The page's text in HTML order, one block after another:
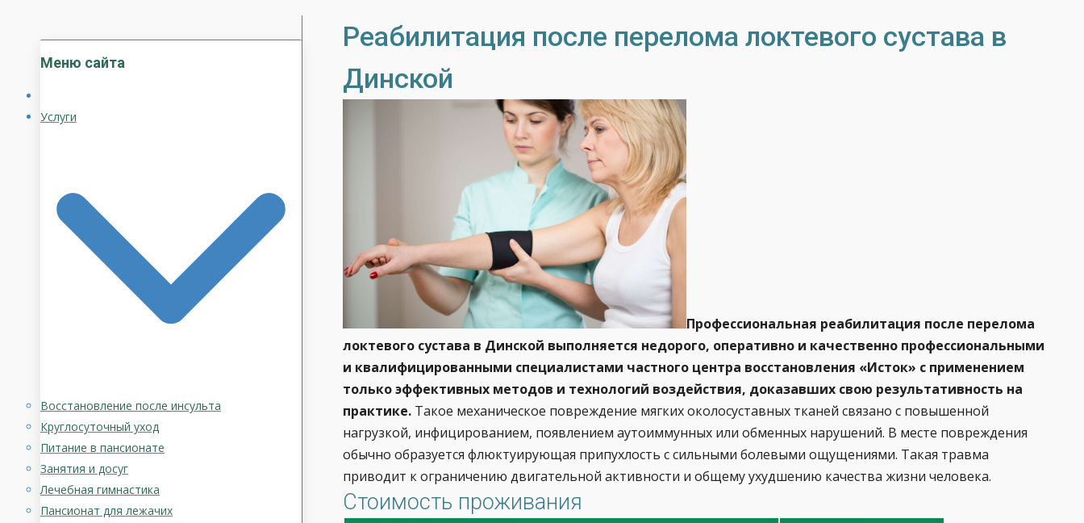
Реабилитация после перелома локтевого сустава в
Динской
Профессиональная реабилитация после перелома
локтевого сустава в Динской выполняется недорого, оперативно и качественно профессиональными
и квалифицированными специалистами частного центра восстановления «Исток» с применением
только эффективных методов и технологий воздействия, доказавших свою результативность на
практике. Такое механическое повреждение мягких околосуставных тканей связано с повышенной
нагрузкой, инфицированием, появлением аутоиммунных или обменных нарушений. В месте повреждения
обычно образуется флюктуирующая припухлость с сильными болевыми ощущениями. Такая травма
приводит к ограничению двигательной активности и общему ухудшению качества жизни человека.
Стоимость проживания
Меню сайта
Услуги
Восстановление после инсульта
Круглосуточный уход
Питание в пансионате
Занятия и досуг
Лечебная гимнастика
Пансионат для лежачих